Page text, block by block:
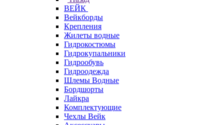
ВЕЙК
Вейкборды
Крепления
Жилеты водные
Гидрокостюмы
Гидрокупальники
Гидрообувь
Гидроодежда
Шлемы Водные
Бордшорты
Лайкра
Комплектующие
Чехлы Вейк